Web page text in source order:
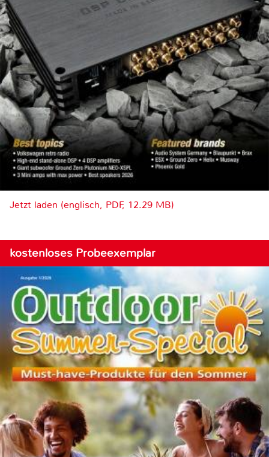
Jetzt laden (englisch, PDF, 12.29 MB)
kostenloses Probeexemplar